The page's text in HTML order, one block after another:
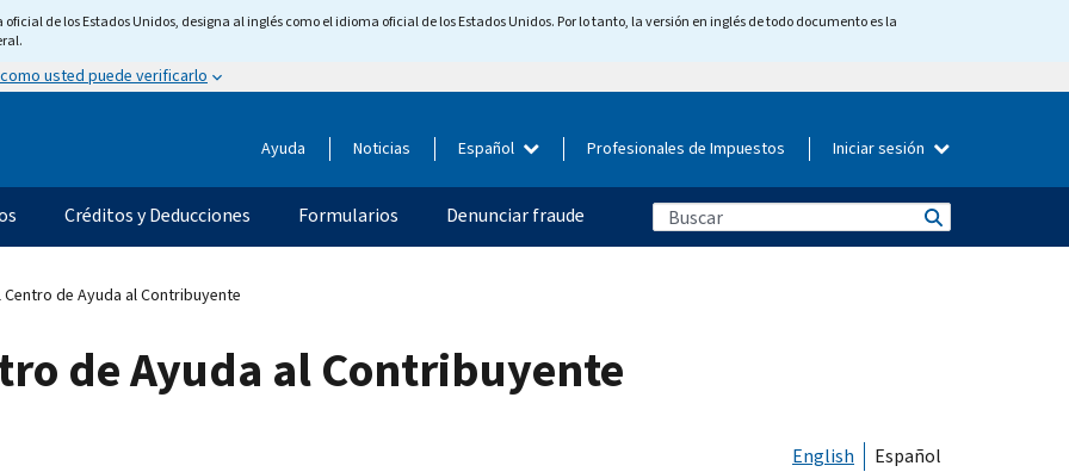
de los Estados Unidos, designa al inglés como el idioma oficial de los Estados Unidos. Por lo tanto, la versión en inglés de todo documento es la
usted puede verificarlo
Ayuda Noticias Español Profesionales de Impuestos Iniciar sesión
Créditos y Deducciones Formularios Denunciar fraude
de Ayuda al Contribuyente
de Ayuda al Contribuyente
English Español